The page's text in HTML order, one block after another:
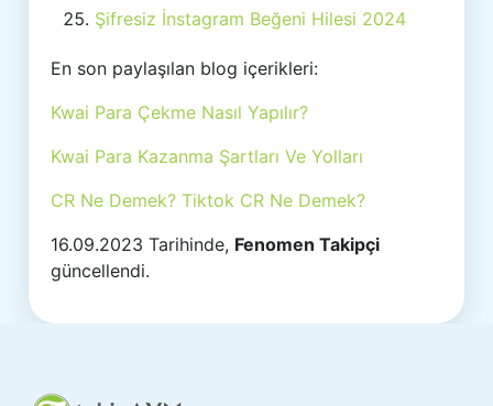
Şifresiz İnstagram Beğeni Hilesi 2024
En son paylaşılan blog içerikleri:
Kwai Para Çekme Nasıl Yapılır?
Kwai Para Kazanma Şartları Ve Yolları
CR Ne Demek? Tiktok CR Ne Demek?
16.09.2023 Tarihinde, Fenomen Takipçi
güncellendi.